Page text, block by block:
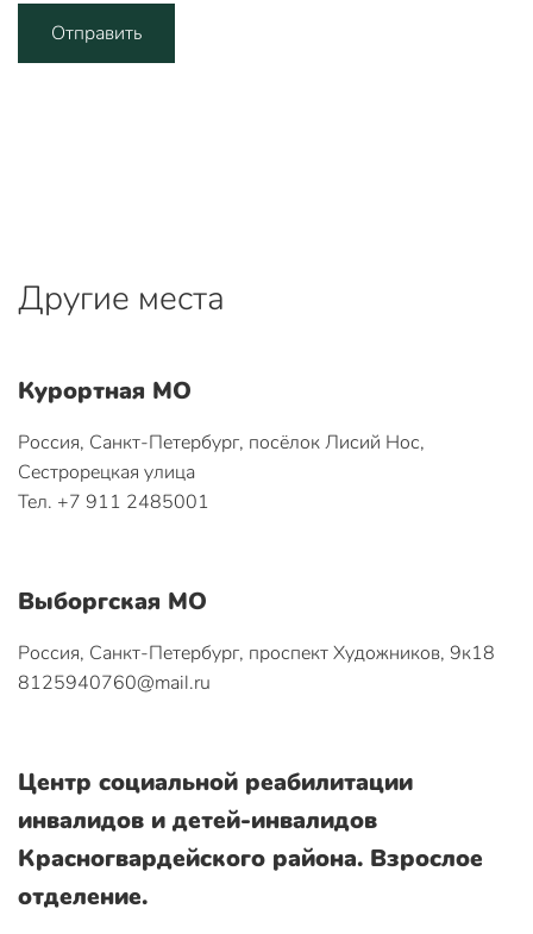
Отправить
Другие места
Курортная МО
Россия, Санкт-Петербург, посёлок Лисий Нос,
Сестрорецкая улица
Тел. +7 911 2485001
Выборгская МО
Россия, Санкт-Петербург, проспект Художников, 9к18
8125940760@mail.ru
Центр социальной реабилитации
инвалидов и детей-инвалидов
Красногвардейского района. Взрослое
отделение.